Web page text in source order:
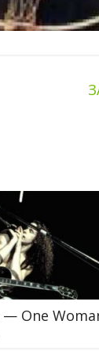
One